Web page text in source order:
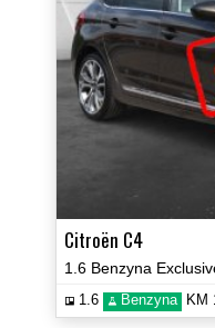
Citroën C4
1.6 Benzyna KM